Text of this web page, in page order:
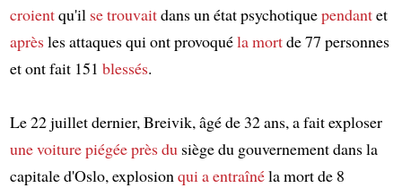
croientqu'il se trouvaitdans un état psychotiquependantet
aprèsles attaques qui ont provoquéla mortde 77 personnes
et ont fait 151 blessés.
Le 22 juillet dernier, Breivik, âgé de 32 ans, a fait exploser
une voiture piégéeprès dusiège du gouvernement dans la
capitale d'Oslo, explosionqui a entraînéla mort de 8